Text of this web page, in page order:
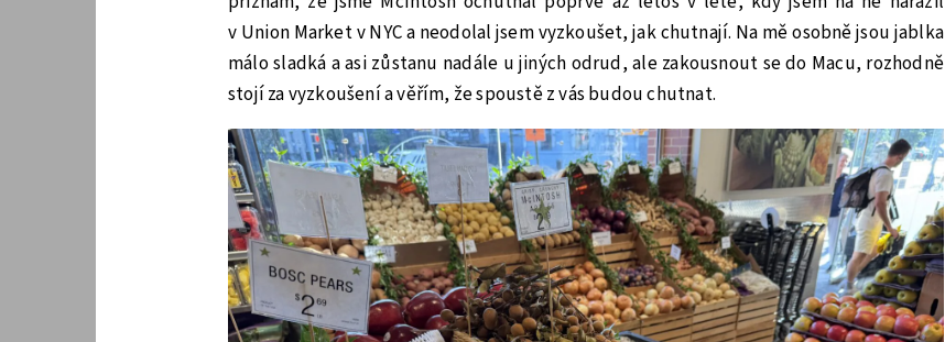
v Union Market v NYC a neodolal jsem vyzkoušet, jak chutnají. Na mě osobně jsou jablka
málo sladká a asi zůstanu nadále u jiných odrud, ale zakousnout se do Macu, rozhodně
stojí za vyzkoušení a věřím, že spoustě z vás budou chutnat.